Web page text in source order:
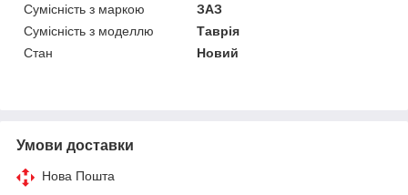
Сумісність з маркою
ЗАЗ
Сумісність з моделлю
Таврія
Стан
Новий
Умови доставки
Нова Пошта